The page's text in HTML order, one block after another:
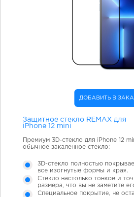
ДОБАВИТЬ В
Защитное стекло REMAX для
iPhone 12 mini
Премиум 3D-стекло для iPhone 12
обычное закаленное стекло:
3D-стекло полностью
все изогнутые формы и края.
Стекло настолько тонкое и
размера, что вы не заметите
Специальное покрытие, не